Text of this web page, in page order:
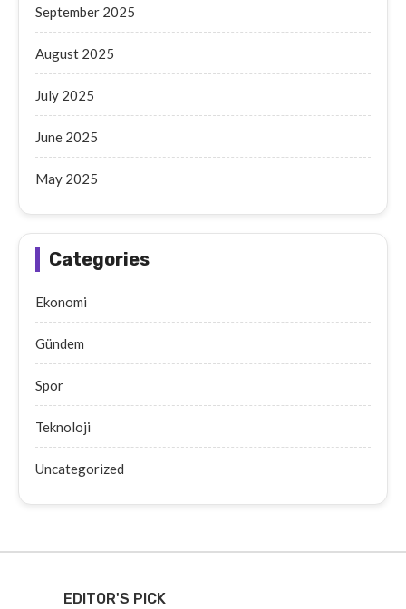
September 2025
August 2025
July 2025
June 2025
May 2025
Categories
Ekonomi
Gündem
Spor
Teknoloji
Uncategorized
EDITOR'S PICK